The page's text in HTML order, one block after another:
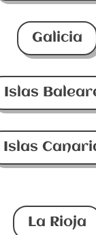
Galicia
Islas
Islas
La Rioja